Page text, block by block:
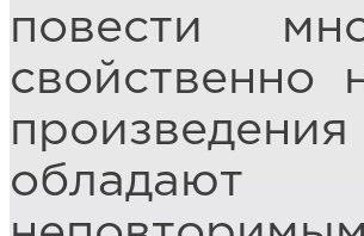
повести
свойственно
обладают